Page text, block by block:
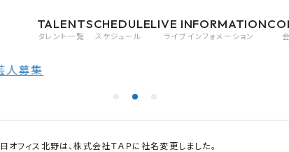
TALENT
タレント一覧
SCHEDULE
スケジュール
LIVE INFORMATION
ライブインフォメーション
フィス北野は、株式会社ＴＡＰに社名変更しました。